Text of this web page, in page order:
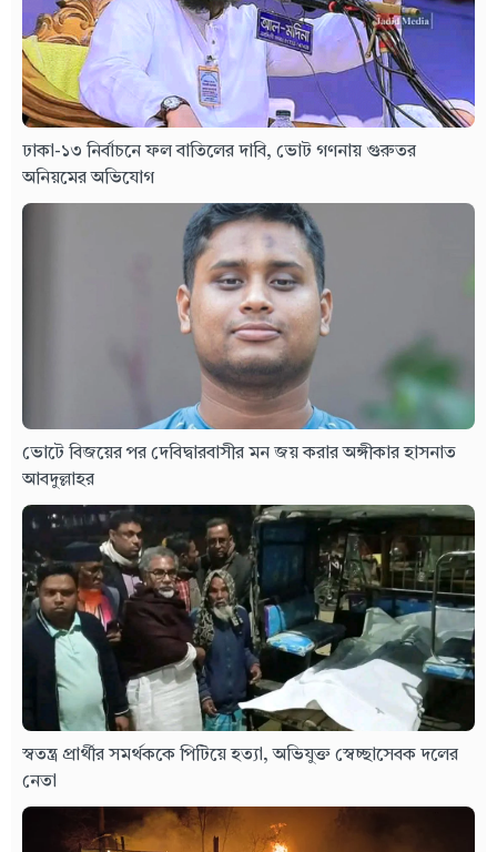
ঢাকা-১৩ নির্বাচনে ফল বাতিলের দাবি, ভোট গণনায় গুরুতর
অনিয়মের অভিযোগ
ভোটে বিজয়ের পর দেবিদ্বারবাসীর মন জয় করার অঙ্গীকার হাসনাত
আবদুল্লাহর
স্বতন্ত্র প্রার্থীর সমর্থককে পিটিয়ে হত্যা, অভিযুক্ত স্বেচ্ছাসেবক দলের
নেতা